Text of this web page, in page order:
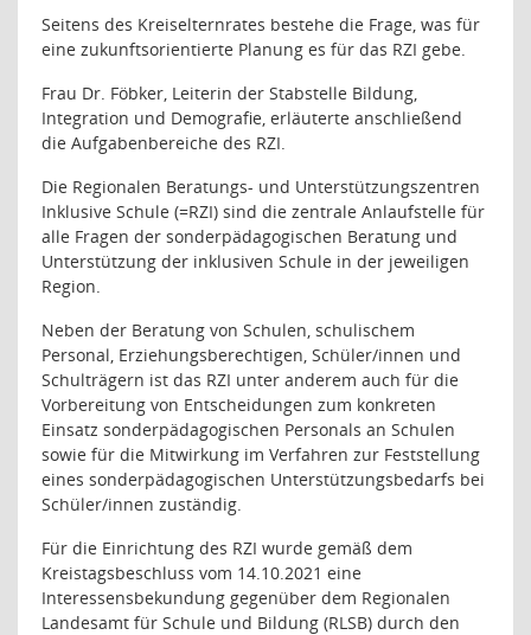
Seitens des Kreiselternrates bestehe die Frage, was für
eine zukunftsorientierte Planung es für das RZI gebe.
Frau Dr. Föbker, Leiterin der Stabstelle Bildung,
Integration und Demografie, erläuterte anschließend
die Aufgabenbereiche des RZI.
Die Regionalen Beratungs- und Unterstützungszentren
Inklusive Schule (=RZI) sind die zentrale Anlaufstelle für
alle Fragen der sonderpädagogischen Beratung und
Unterstützung der inklusiven Schule in der jeweiligen
Region.
Neben der Beratung von Schulen, schulischem
Personal, Erziehungsberechtigen, Schüler/innen und
Schulträgern ist das RZI unter anderem auch für die
Vorbereitung von Entscheidungen zum konkreten
Einsatz sonderpädagogischen Personals an Schulen
sowie für die Mitwirkung im Verfahren zur Feststellung
eines sonderpädagogischen Unterstützungsbedarfs bei
Schüler/innen zuständig.
Für die Einrichtung des RZI wurde gemäß dem
Kreistagsbeschluss vom 14.10.2021 eine
Interessensbekundung gegenüber dem Regionalen
Landesamt für Schule und Bildung (RLSB) durch den